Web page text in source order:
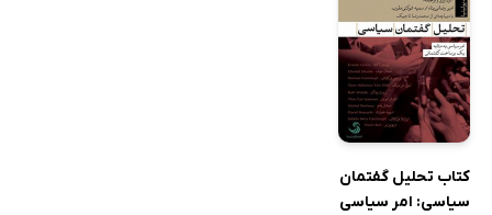
کتاب تحلیل گفتمان
سیاسی: امر سیاسی